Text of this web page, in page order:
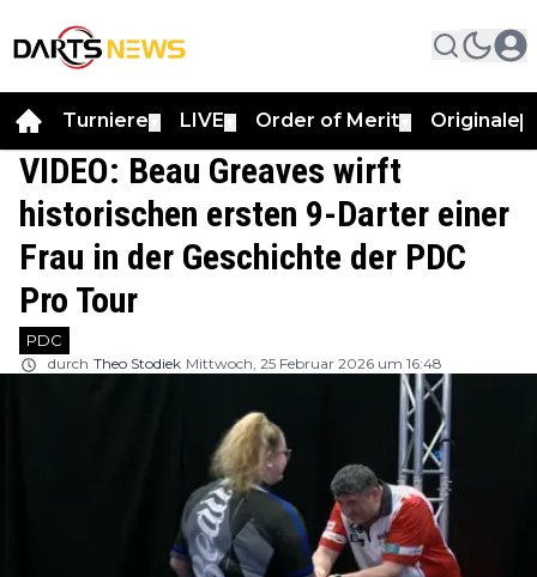
Turniere LIVE Order of Merit Originale
VIDEO: Beau Greaves wirft
historischen ersten 9-Darter einer
Frau in der Geschichte der PDC
Pro Tour
PDC
durch Theo Stodiek Mittwoch, 25 Februar 2026 um 16:48